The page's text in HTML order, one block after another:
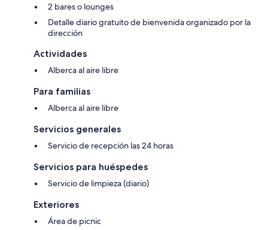
2 bares o lounges
Detalle diario gratuito de bienvenida organizado por la
dirección
Actividades
Alberca al aire libre
Para familias
Alberca al aire libre
Servicios generales
Servicio de recepción las 24 horas
Servicios para huéspedes
Servicio de limpieza (diario)
Exteriores
Área de picnic